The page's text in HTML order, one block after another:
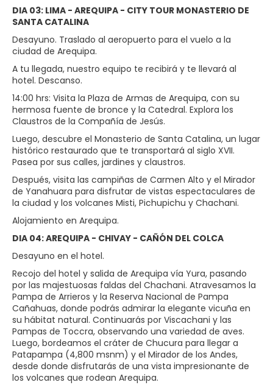
DIA 03: LIMA - AREQUIPA - CITY TOUR MONASTERIO DE
SANTA CATALINA
Desayuno. Traslado al aeropuerto para el vuelo a la
ciudad de Arequipa.
A tu llegada, nuestro equipo te recibirá y te llevará al
hotel. Descanso.
14:00 hrs: Visita la Plaza de Armas de Arequipa, con su
hermosa fuente de bronce y la Catedral. Explora los
Claustros de la Compañía de Jesús.
Luego, descubre el Monasterio de Santa Catalina, un lugar
histórico restaurado que te transportará al siglo XVII.
Pasea por sus calles, jardines y claustros.
Después, visita las campiñas de Carmen Alto y el Mirador
de Yanahuara para disfrutar de vistas espectaculares de
la ciudad y los volcanes Misti, Pichupichu y Chachani.
Alojamiento en Arequipa.
DIA 04: AREQUIPA - CHIVAY - CAÑÓN DEL COLCA
Desayuno en el hotel.
Recojo del hotel y salida de Arequipa vía Yura, pasando
por las majestuosas faldas del Chachani. Atravesamos la
Pampa de Arrieros y la Reserva Nacional de Pampa
Cañahuas, donde podrás admirar la elegante vicuña en
su hábitat natural. Continuarás por Viscachani y las
Pampas de Toccra, observando una variedad de aves.
Luego, bordeamos el cráter de Chucura para llegar a
Patapampa (4,800 msnm) y el Mirador de los Andes,
desde donde disfrutarás de una vista impresionante de
los volcanes que rodean Arequipa.